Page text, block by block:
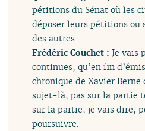
pétitions du Sénat où les
déposer leurs pétitions ou
des autres.
Frédéric Couchet :Je vais
continues, qu’en fin
chronique de Xavier Berne
sujet-là, pas sur la partie
sur la partie, je vais dire,
poursuivre.